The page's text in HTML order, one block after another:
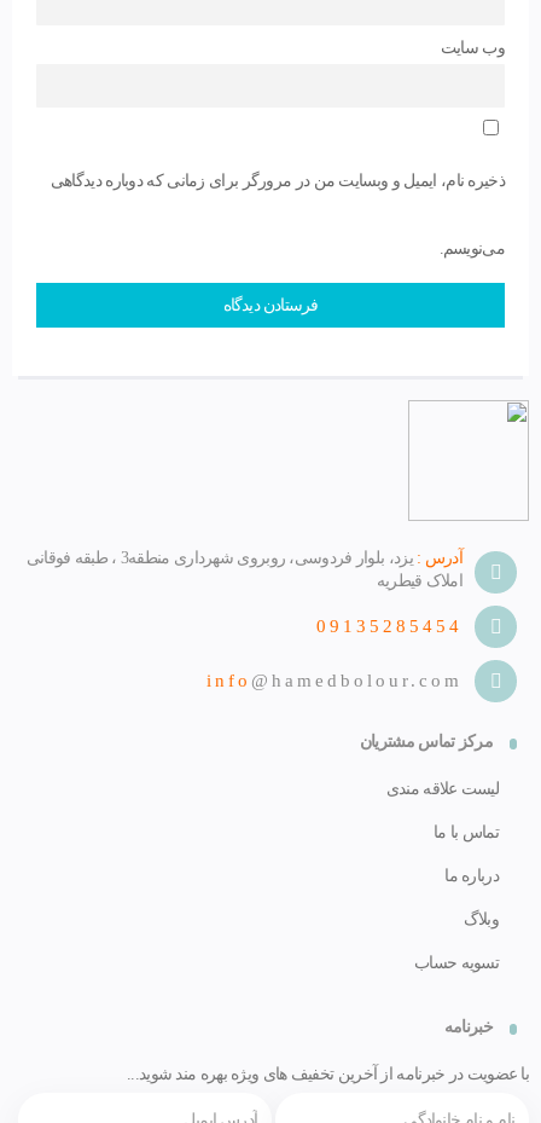
وب‌ سایت
ذخیره نام، ایمیل و وبسایت من در مرورگر برای زمانی که دوباره دیدگاهی
می‌نویسم.
آدرس :
یزد، بلوار فردوسی، روبروی شهرداری منطقه3 ، طبقه فوقانی
املاک قیطریه
09135285454
info @hamedbolour.com
مرکز تماس مشتریان
لیست علاقه مندی
تماس با ما
درباره ما
وبلاگ
تسویه حساب
خبرنامه
با عضویت در خبرنامه از آخرین تخفیف های ویژه بهره مند شوید...